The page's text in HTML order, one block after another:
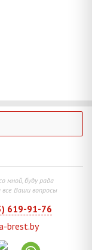
мной, буду рада
Ваши вопросы
619-91-76
brest.by